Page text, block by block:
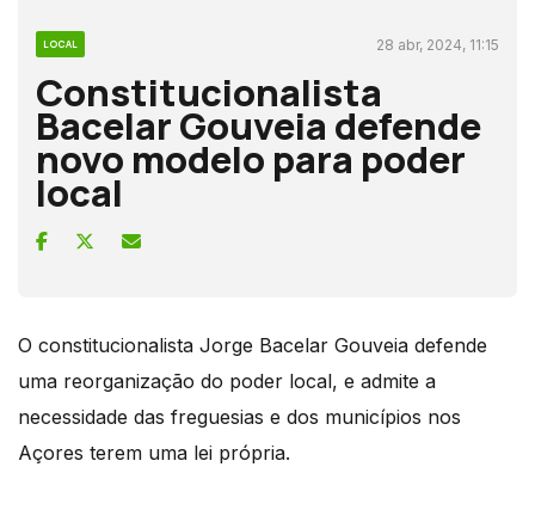
LOCAL 28 abr, 2024, 11:15
Constitucionalista
Bacelar Gouveia defende
novo modelo para poder
local
O constitucionalista Jorge Bacelar Gouveia defende
uma reorganização do poder local, e admite a
necessidade das freguesias e dos municípios nos
Açores terem uma lei própria.